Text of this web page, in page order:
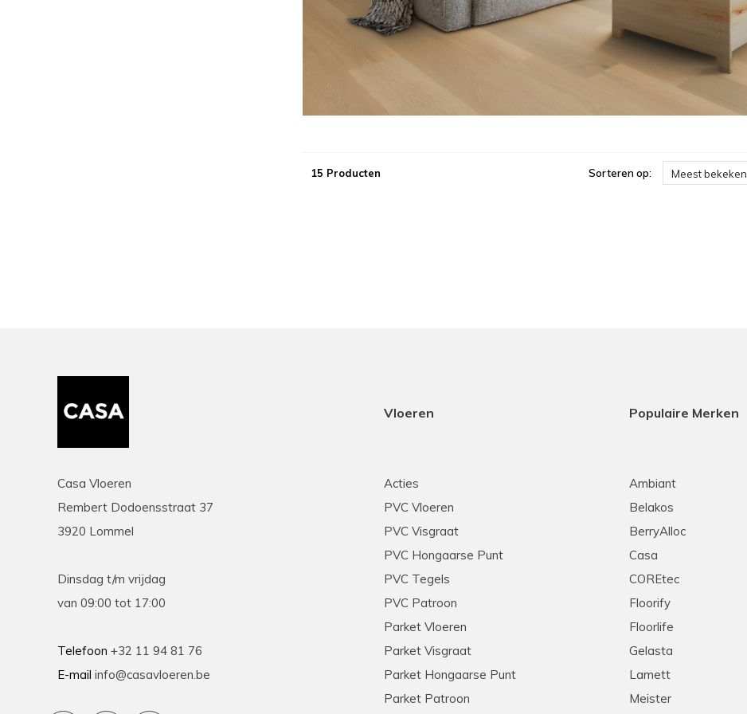
15 Producten Sorteren op: Meest bekeken
Casa Vloeren
Rembert Dodoensstraat 37
3920 Lommel
Dinsdag t/m vrijdag
van 09:00 tot 17:00
Telefoon +32 11 94 81 76
E-mail info@casavloeren.be
Vloeren
Acties
PVC Vloeren
PVC Visgraat
PVC Hongaarse Punt
PVC Tegels
PVC Patroon
Parket Vloeren
Parket Visgraat
Parket Hongaarse Punt
Parket Patroon
Populaire Merken
Ambiant
Belakos
BerryAlloc
Casa
COREtec
Floorify
Floorlife
Gelasta
Lamett
Meister